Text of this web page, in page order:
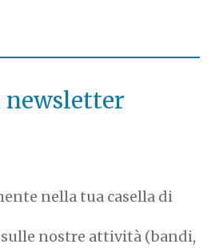
nella tua casella di
nostre attività (bandi,